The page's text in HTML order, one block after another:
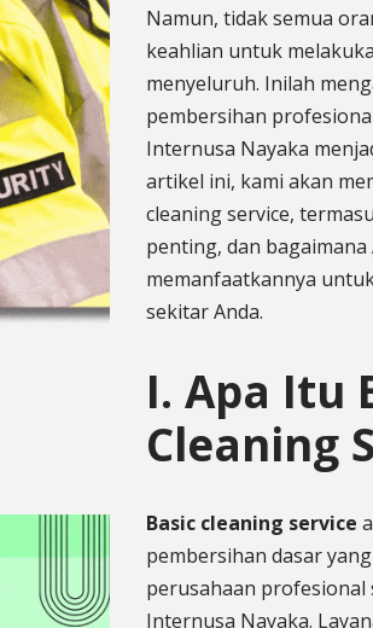
Namun, tidak semua
keahlian untuk
menyeluruh. Inilah
pembersihan
Internusa Nayaka
artikel ini, kami akan
cleaning service,
penting, dan bagaimana
memanfaatkannya
sekitar Anda.
I. Apa Itu
Cleaning
Basic cleaning service
pembersihan dasar
perusahaan profesional
Internusa Nayaka.